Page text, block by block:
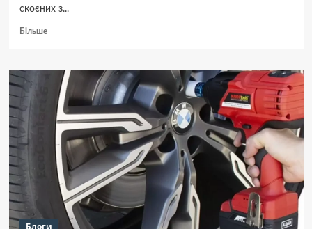
скоєних з...
БільшеДокладніше
вбивство
Полтавщині:
батько
закопав
матір
сина
подвір’ї.
Блоги